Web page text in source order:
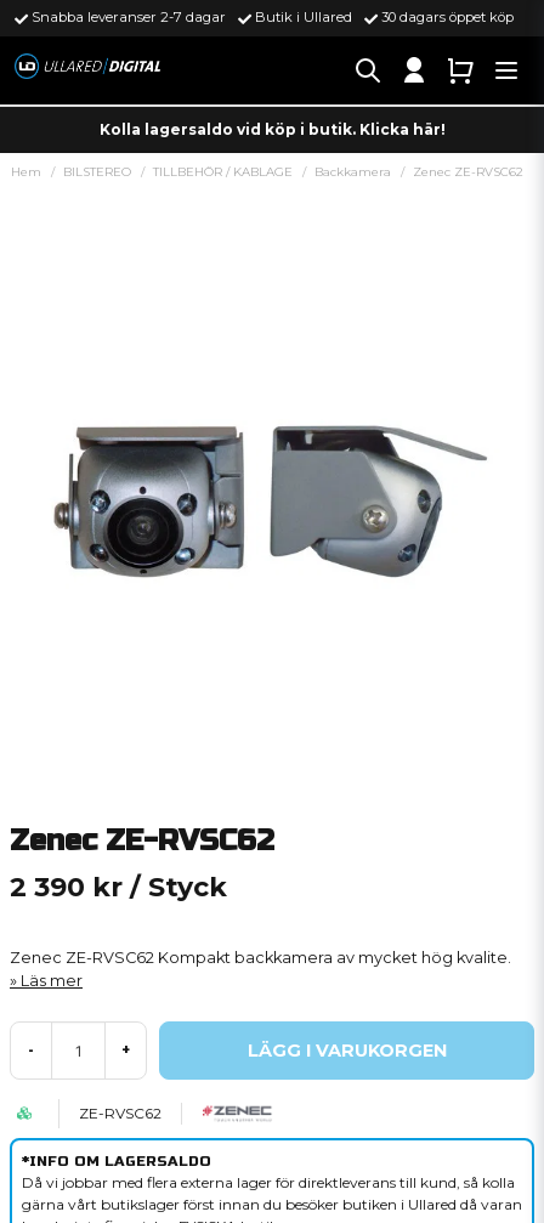
Snabba leveranser 2-7 dagar Butik i Ullared 30 dagars öppet köp
Kolla lagersaldo vid köp i butik. Klicka här!
Hem BILSTEREO TILLBEHÖR / KABLAGE Backkamera Zenec ZE-RVSC62
Zenec ZE-RVSC62
2 390 kr / Styck
Zenec ZE-RVSC62 Kompakt backkamera av mycket hög kvalite.
Läs mer
- + LÄGG I VARUKORGEN
ZE-RVSC62
*INFO OM LAGERSALDO
Då vi jobbar med flera externa lager för direktleverans till kund, så kolla
gärna vårt butikslager först innan du besöker butiken i Ullared då varan